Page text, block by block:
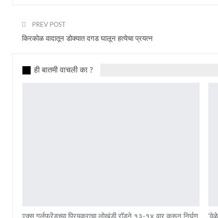
PREV POST
किरकोळ वादातून डोक्यात दगड घालून हत्येचा प्रयत्न
ही बातमी वाचली का ?
एक्स गर्लफ्रेंडच्या प्रियकराचा लोखंडी रॉडने १३-१४ वार करून निर्घृण